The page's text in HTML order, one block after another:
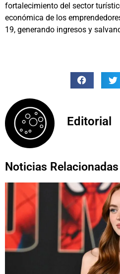
fortalecimiento del sector
económica de los
19, generando ingresos y
Editorial
Noticias Relacionadas